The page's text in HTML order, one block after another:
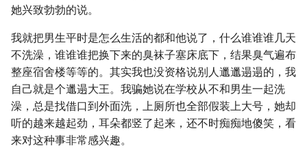
她兴致勃勃的说。
我就把男生平时是怎么生活的都和他说了，什么谁谁谁几天
不洗澡，谁谁谁把换下来的臭袜子塞床底下，结果臭气遍布
整座宿舍楼等等的。其实我也没资格说别人邋邋遢遢的，我
自己就是个邋遢大王。我骗她说在学校从不和男生一起洗
澡，总是找借口到外面洗，上厕所也全部假装上大号，她却
听的越来越起劲，耳朵都竖了起来，还不时痴痴地傻笑，看
来对这种事非常感兴趣。